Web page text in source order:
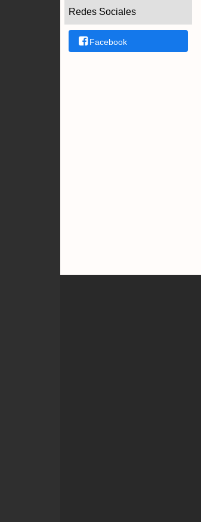
Redes Sociales
Facebook